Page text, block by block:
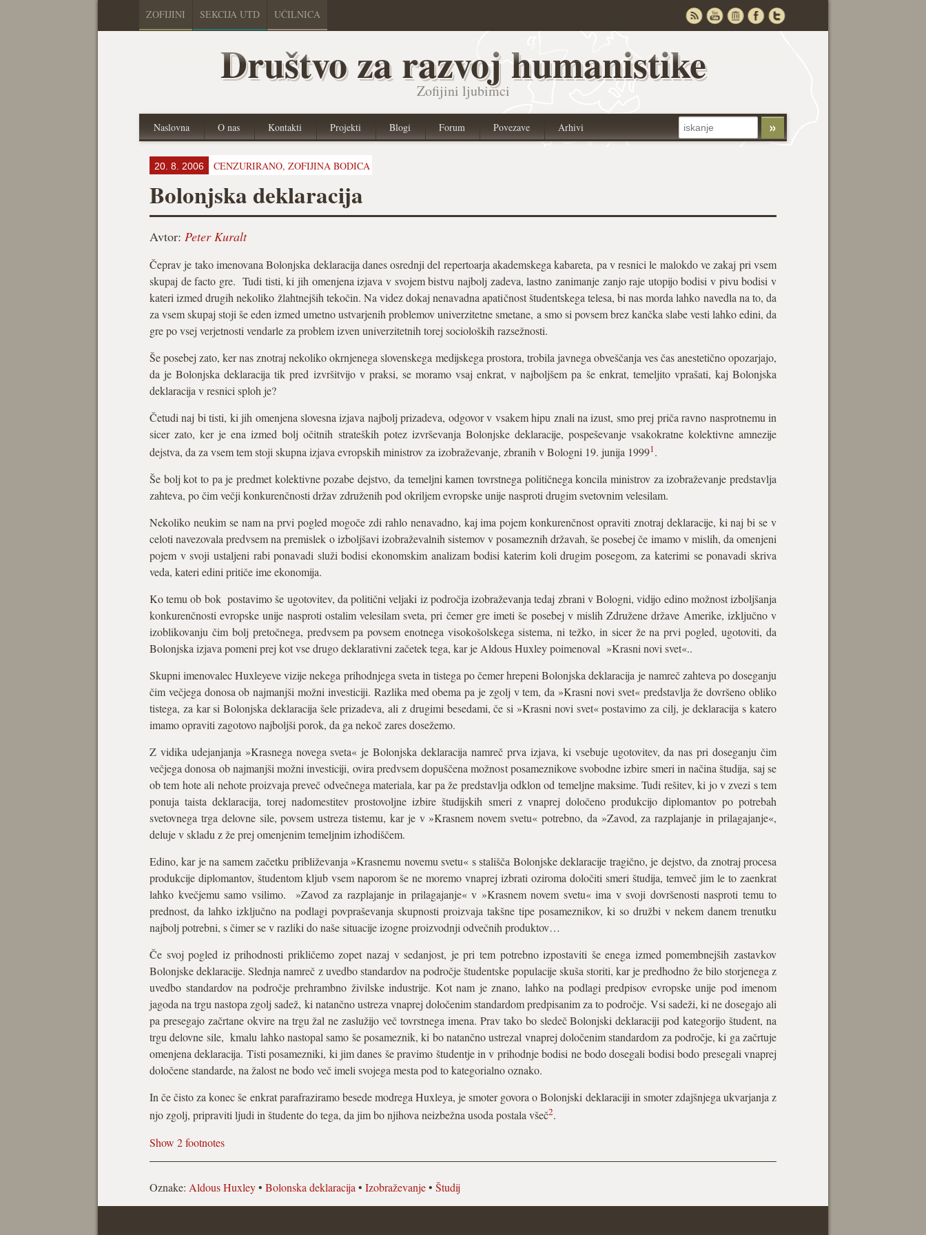
ZOFIJINI SEKCIJA UTD UČILNICA
Društvo za razvoj humanistike
Zofijini ljubimci
Naslovna O nas Kontakti Projekti Blogi Forum Povezave Arhivi
20. 8. 2006 CENZURIRANO, ZOFIJINA BODICA
Bolonjska deklaracija
Avtor: Peter Kuralt
Čeprav je tako imenovana Bolonjska deklaracija danes osrednji del repertoarja akademskega kabareta, pa v resnici le malokdo ve zakaj pri vsem
skupaj de facto gre. Tudi tisti, ki jih omenjena izjava v svojem bistvu najbolj zadeva, lastno zanimanje zanjo raje utopijo bodisi v pivu bodisi v
kateri izmed drugih nekoliko žlahtnejših tekočin. Na videz dokaj nenavadna apatičnost študentskega telesa, bi nas morda lahko navedla na to, da
za vsem skupaj stoji še eden izmed umetno ustvarjenih problemov univerzitetne smetane, a smo si povsem brez kančka slabe vesti lahko edini, da
gre po vsej verjetnosti vendarle za problem izven univerzitetnih torej socioloških razsežnosti.
Še posebej zato, ker nas znotraj nekoliko okrnjenega slovenskega medijskega prostora, trobila javnega obveščanja ves čas anestetično opozarjajo,
da je Bolonjska deklaracija tik pred izvršitvijo v praksi, se moramo vsaj enkrat, v najboljšem pa še enkrat, temeljito vprašati, kaj Bolonjska
deklaracija v resnici sploh je?
Četudi naj bi tisti, ki jih omenjena slovesna izjava najbolj prizadeva, odgovor v vsakem hipu znali na izust, smo prej priča ravno nasprotnemu in
sicer zato, ker je ena izmed bolj očitnih strateških potez izvrševanja Bolonjske deklaracije, pospeševanje vsakokratne kolektivne amnezije
dejstva, da za vsem tem stoji skupna izjava evropskih ministrov za izobraževanje, zbranih v Bologni 19. junija 19991.
Še bolj kot to pa je predmet kolektivne pozabe dejstvo, da temeljni kamen tovrstnega političnega koncila ministrov za izobraževanje predstavlja
zahteva, po čim večji konkurenčnosti držav združenih pod okriljem evropske unije nasproti drugim svetovnim velesilam.
Nekoliko neukim se nam na prvi pogled mogoče zdi rahlo nenavadno, kaj ima pojem konkurenčnost opraviti znotraj deklaracije, ki naj bi se v
celoti navezovala predvsem na premislek o izboljšavi izobraževalnih sistemov v posameznih državah, še posebej če imamo v mislih, da omenjeni
pojem v svoji ustaljeni rabi ponavadi služi bodisi ekonomskim analizam bodisi katerim koli drugim posegom, za katerimi se ponavadi skriva
veda, kateri edini pritiče ime ekonomija.
Ko temu ob bok postavimo še ugotovitev, da politični veljaki iz področja izobraževanja tedaj zbrani v Bologni, vidijo edino možnost izboljšanja
konkurenčnosti evropske unije nasproti ostalim velesilam sveta, pri čemer gre imeti še posebej v mislih Združene države Amerike, izključno v
izoblikovanju čim bolj pretočnega, predvsem pa povsem enotnega visokošolskega sistema, ni težko, in sicer že na prvi pogled, ugotoviti, da
Bolonjska izjava pomeni prej kot vse drugo deklarativni začetek tega, kar je Aldous Huxley poimenoval »Krasni novi svet«..
Skupni imenovalec Huxleyeve vizije nekega prihodnjega sveta in tistega po čemer hrepeni Bolonjska deklaracija je namreč zahteva po doseganju
čim večjega donosa ob najmanjši možni investiciji. Razlika med obema pa je zgolj v tem, da »Krasni novi svet« predstavlja že dovršeno obliko
tistega, za kar si Bolonjska deklaracija šele prizadeva, ali z drugimi besedami, če si »Krasni novi svet« postavimo za cilj, je deklaracija s katero
imamo opraviti zagotovo najboljši porok, da ga nekoč zares dosežemo.
Z vidika udejanjanja »Krasnega novega sveta« je Bolonjska deklaracija namreč prva izjava, ki vsebuje ugotovitev, da nas pri doseganju čim
večjega donosa ob najmanjši možni investiciji, ovira predvsem dopuščena možnost posameznikove svobodne izbire smeri in načina študija, saj se
ob tem hote ali nehote proizvaja preveč odvečnega materiala, kar pa že predstavlja odklon od temeljne maksime. Tudi rešitev, ki jo v zvezi s tem
ponuja taista deklaracija, torej nadomestitev prostovoljne izbire študijskih smeri z vnaprej določeno produkcijo diplomantov po potrebah
svetovnega trga delovne sile, povsem ustreza tistemu, kar je v »Krasnem novem svetu« potrebno, da »Zavod, za razplajanje in prilagajanje«,
deluje v skladu z že prej omenjenim temeljnim izhodiščem.
Edino, kar je na samem začetku približevanja »Krasnemu novemu svetu« s stališča Bolonjske deklaracije tragično, je dejstvo, da znotraj procesa
produkcije diplomantov, študentom kljub vsem naporom še ne moremo vnaprej izbrati oziroma določiti smeri študija, temveč jim le to zaenkrat
lahko kvečjemu samo vsilimo. »Zavod za razplajanje in prilagajanje« v »Krasnem novem svetu« ima v svoji dovršenosti nasproti temu to
prednost, da lahko izključno na podlagi povpraševanja skupnosti proizvaja takšne tipe posameznikov, ki so družbi v nekem danem trenutku
najbolj potrebni, s čimer se v razliki do naše situacije izogne proizvodnji odvečnih produktov…
Če svoj pogled iz prihodnosti prikličemo zopet nazaj v sedanjost, je pri tem potrebno izpostaviti še enega izmed pomembnejših zastavkov
Bolonjske deklaracije. Slednja namreč z uvedbo standardov na področje študentske populacije skuša storiti, kar je predhodno že bilo storjenega z
uvedbo standardov na področje prehrambno živilske industrije. Kot nam je znano, lahko na podlagi predpisov evropske unije pod imenom
jagoda na trgu nastopa zgolj sadež, ki natančno ustreza vnaprej določenim standardom predpisanim za to področje. Vsi sadeži, ki ne dosegajo ali
pa presegajo začrtane okvire na trgu žal ne zaslužijo več tovrstnega imena. Prav tako bo sledeč Bolonjski deklaraciji pod kategorijo študent, na
trgu delovne sile, kmalu lahko nastopal samo še posameznik, ki bo natančno ustrezal vnaprej določenim standardom za področje, ki ga začrtuje
omenjena deklaracija. Tisti posamezniki, ki jim danes še pravimo študentje in v prihodnje bodisi ne bodo dosegali bodisi bodo presegali vnaprej
določene standarde, na žalost ne bodo več imeli svojega mesta pod to kategorialno oznako.
In če čisto za konec še enkrat parafraziramo besede modrega Huxleya, je smoter govora o Bolonjski deklaraciji in smoter zdajšnjega ukvarjanja z
njo zgolj, pripraviti ljudi in študente do tega, da jim bo njihova neizbežna usoda postala všeč2.
Show 2 footnotes
Oznake: Aldous Huxley• Bolonska deklaracija • Izobraževanje• Študij